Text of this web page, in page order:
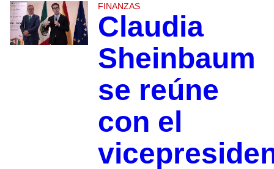
FINANZAS
Claudia
Sheinbaum
se reúne
con el